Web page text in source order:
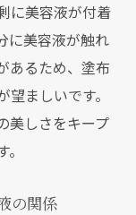
に美容液が付着
に美容液が触れ
あるため、塗布
ましいです。
美しさをキープ
の関係